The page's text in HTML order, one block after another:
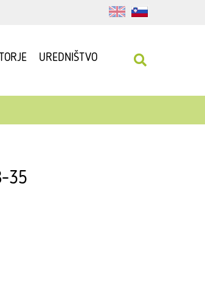
UREDNIŠTVO
35